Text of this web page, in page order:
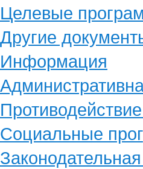
Целевые
Другие
Информация
Социальные